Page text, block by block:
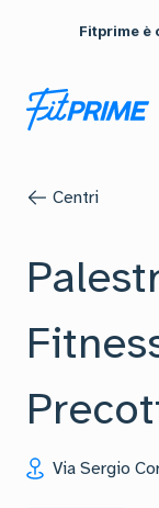
Fitprime è
Centri
Via Sergio